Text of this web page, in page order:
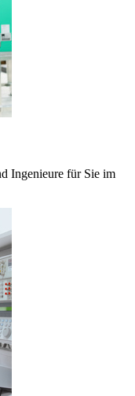
Ingenieure für Sie im